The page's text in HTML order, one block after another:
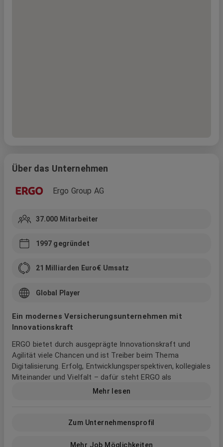
Über das Unternehmen
Ergo Group AG
37.000 Mitarbeiter
1997 gegründet
21 Milliarden Euro€ Umsatz
Global Player
Ein modernes Versicherungsunternehmen mit
Innovationskraft
ERGO bietet durch ausgeprägte Innovationskraft und
Agilität viele Chancen und ist Treiber beim Thema
Digitalisierung. Erfolg, Entwicklungsperspektiven, kollegiales
Miteinander und Vielfalt – dafür steht ERGO als
Arbeitgeber. Als eine der großen Versicherungsgruppen in
Gemeinsam wachsen wir mutig und nachhaltig über uns
Mehr lesen
Zum Unternehmensprofil
Mehr Job Möglichkeiten